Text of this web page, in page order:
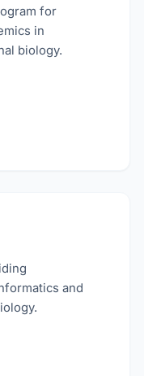
for
in
biology.
and